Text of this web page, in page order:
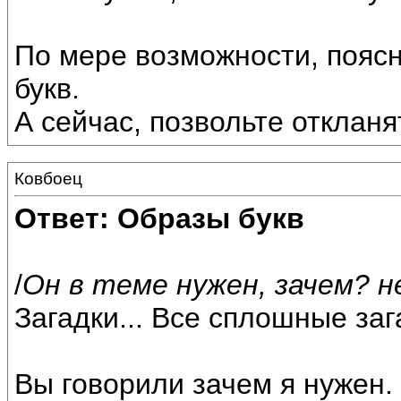
По мере возможности,
букв.
А сейчас, позвольте
Ковбоец
Ответ: Образы букв
/Он в теме нужен, зачем?
Загадки... Все сплошные
Вы говорили зачем я